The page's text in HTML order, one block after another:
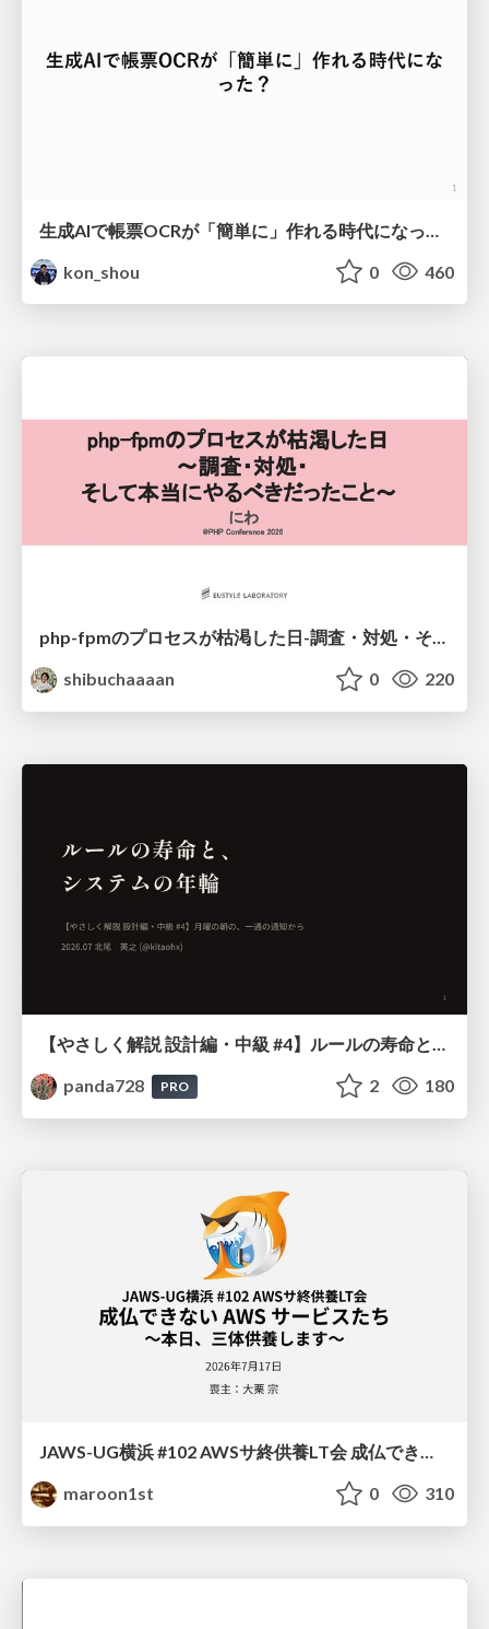
kon_shou
0 460
php-fpmのプロセスが枯渇した日-調査・対処・そして本当にやるべきだったこと-
shibuchaaaan
0 220
【やさしく解説 設計編・中級 #4】ルールの寿命と、システムの年輪
panda728
PRO 2 180
maroon1st
0 310